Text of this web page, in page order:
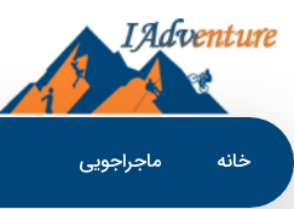
خانه ماجراجویی